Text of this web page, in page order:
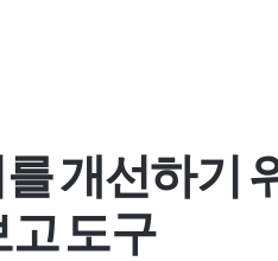
개선하기
고 도구